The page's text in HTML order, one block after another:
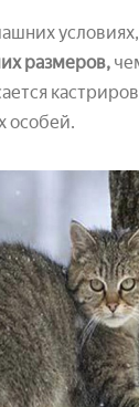
размеров,
особей.